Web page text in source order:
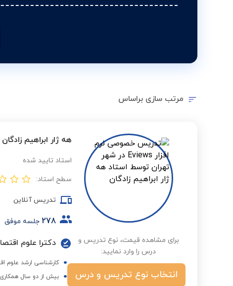
مرتب سازی براساس
برای مشاهده قیمت، نوع تدریس و
درس را وارد نمایید:
انتخاب نوع تدریس و درس
هه ژار ابراهیم زادگان
استاد تایید شده
سطح استاد:
تدریس آنلاین
278 جلسه موفق
دکترا علوم
کارشناسی ارشد علوم
بیش از دو سال